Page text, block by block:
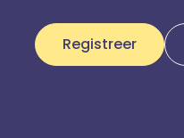
Registreer